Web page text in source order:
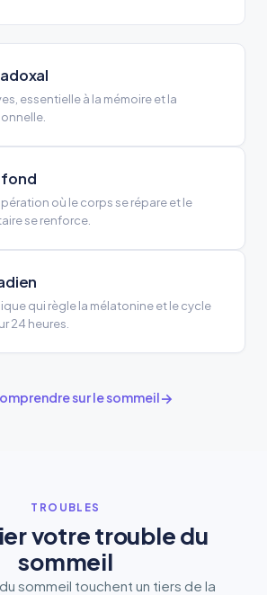
essentielle à la mémoire et la
où le corps se répare et le
se renforce.
qui règle la mélatonine et le cycle
24 heures.
sur le sommeil
TROUBLES
votre trouble du
sommeil
sommeil touchent un tiers de la